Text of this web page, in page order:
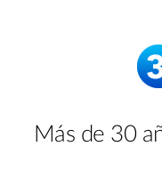
Más de 30